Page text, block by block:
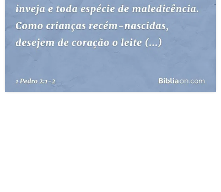
PERGUNTE À BÍBLIA IA
TERMO BÍBLICO JOGOS
LOJA BÍBLIAON